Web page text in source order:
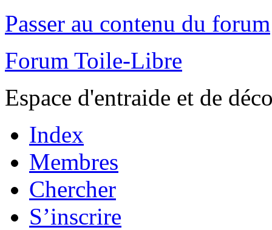
Passer au contenu du forum
Forum Toile-Libre
Espace d'entraide et de
Index
Membres
Chercher
S’inscrire